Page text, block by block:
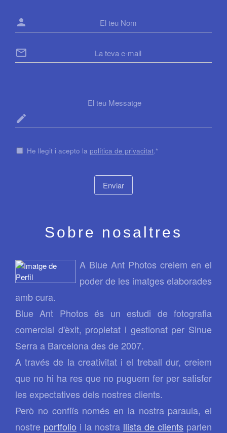
person
mail_outline
mode_edit
He llegit i acepto la política de privacitat.*
Sobre nosaltres
A Blue Ant Photos creiem en el
poder de les imatges elaborades
amb cura.
Blue Ant Photos és un estudi de fotografia
comercial d'èxit, propietat i gestionat per Sinue
Serra a Barcelona des de 2007.
A través de la creativitat i el treball dur, creiem
que no hi ha res que no puguem fer per satisfer
les expectatives dels nostres clients.
Però no confiïs només en la nostra paraula, el
nostre portfolio i la nostra llista de clients parlen